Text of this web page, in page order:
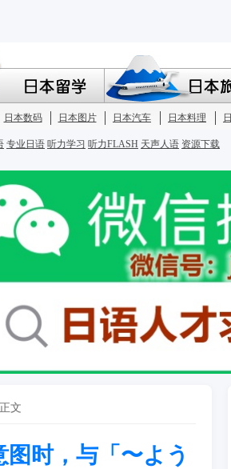
文
图时，与「〜よう